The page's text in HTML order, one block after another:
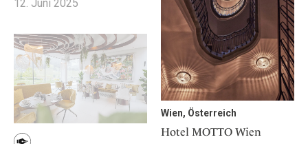
12. Juni 2025
Wien, Österreich
Hotel MOTTO Wien